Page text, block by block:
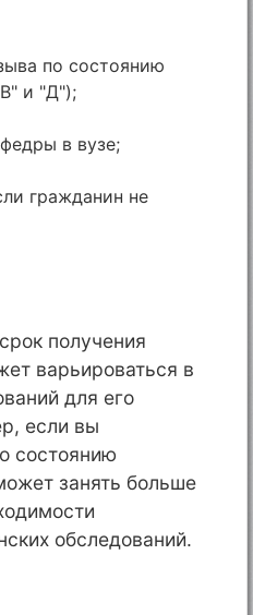
по состоянию
и "Д");
в вузе;
гражданин не
получения
варьироваться в
для его
если вы
состоянию
занять больше
обследований.